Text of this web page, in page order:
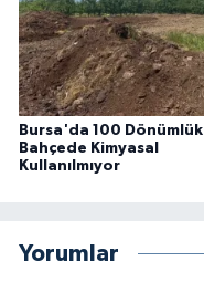
Bursa'da 100 Dönümlük
Bahçede Kimyasal
Kullanılmıyor
Yorumlar